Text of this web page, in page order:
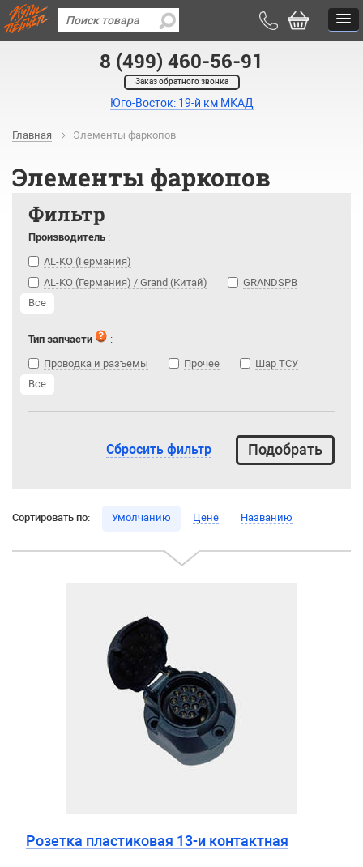
8 (499) 460-56-91
Заказ обратного звонка
Юго-Восток: 19-й км МКАД
Главная Элементы фаркопов
Элементы фаркопов
Фильтр
Производитель :
AL-KO (Германия)
AL-KO (Германия) / Grand (Китай)
GRANDSPB
Все
Тип запчасти
:
Проводка и разъемы
Прочее
Шар ТСУ
Все
Сбросить фильтр
Сортировать по: Умолчанию Цене Названию
Розетка пластиковая 13-и контактная